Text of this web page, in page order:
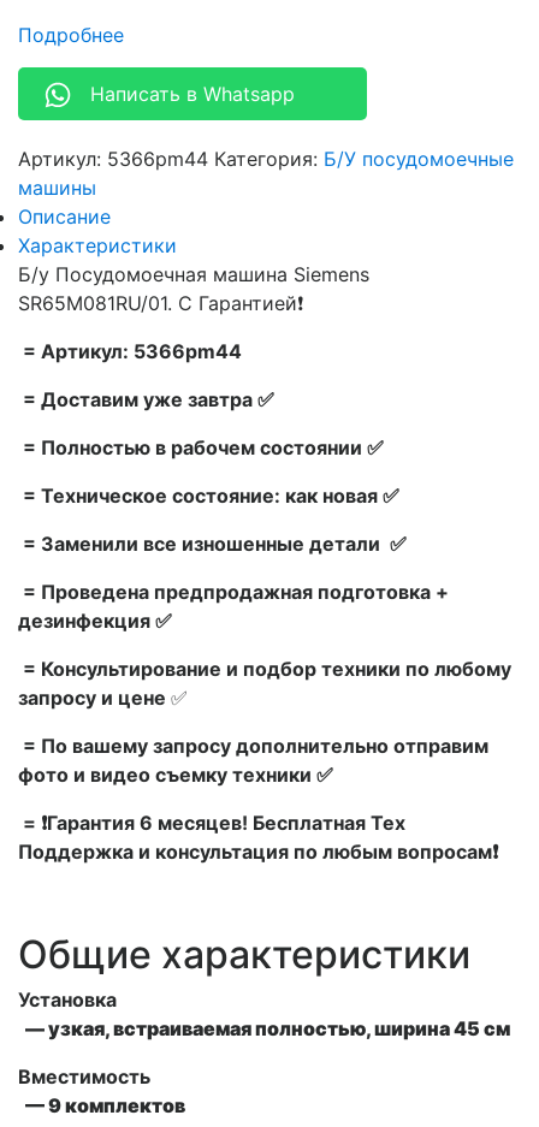
Подробнее
Написать в Whatsapp
Артикул: 5366pm44 Категория: Б/У посудомоечные
машины
Описание
Характеристики
Б/у Посудомоечная машина Siemens
SR65M081RU/01. С Гарантией❗
= Артикул: 5366pm44
= Доставим уже завтра ✅
= Полностью в рабочем состоянии ✅
= Техническое состояние: как новая ✅
= Заменили все изношенные детали ✅
= Проведена предпродажная подготовка +
дезинфекция ✅
= Консультирование и подбор техники по любому
запросу и цене ✅
= По вашему запросу дополнительно отправим
фото и видео съемку техники ✅
= ❗Гарантия 6 месяцев! Бесплатная Тех
Поддержка и консультация по любым вопросам❗
Общие характеристики
Установка
— узкая, встраиваемая полностью, ширина 45 см
Вместимость
— 9 комплектов